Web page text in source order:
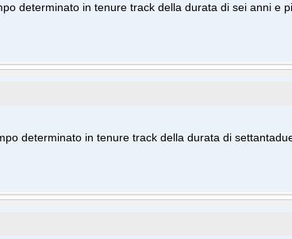
determinato in tenure track della durata di sei anni e
determinato in tenure track della durata di